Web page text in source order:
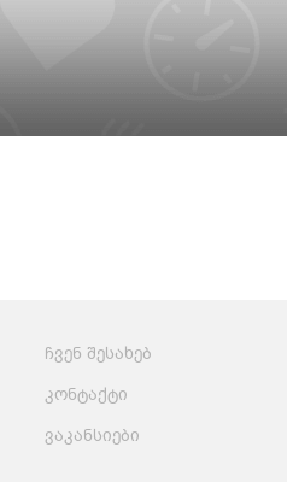
ქართული
წვნიანები
მსოფლიო
ჩვენ შესახებ
კონტაქტი
ვაკანსიები